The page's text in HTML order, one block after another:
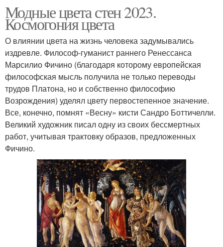
Модные цвета стен 2023.
Космогония цвета
О влиянии цвета на жизнь человека задумывались
издревле. Философ-гуманист раннего Ренессанса
Марсилио Фичино (благодаря которому европейская
философская мысль получила не только переводы
трудов Платона, но и собственно философию
Возрождения) уделял цвету первостепенное значение.
Все, конечно, помнят «Весну» кисти Сандро Боттичелли.
Великий художник писал одну из своих бессмертных
работ, учитывая трактовку образов, предложенных
Фичино.